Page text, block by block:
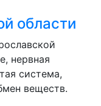
области
нервная
система,
веществ.